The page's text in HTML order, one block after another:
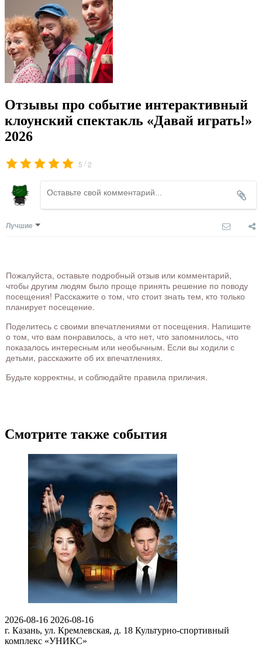
Отзывы про событие интерактивный
клоунский спектакль «Давай играть!»
2026
5 /2
Лучшие
Пожалуйста, оставьте подробный отзыв или комментарий,
чтобы другим людям было проще принять решение по поводу
посещения! Расскажите о том, что стоит знать тем, кто только
планирует посещение.
Поделитесь с своими впечатлениями от посещения. Напишите
о том, что вам понравилось, а что нет, что запомнилось, что
показалось интересным или необычным. Если вы ходили с
детьми, расскажите об их впечатлениях.
Будьте корректны, и соблюдайте правила приличия.
Смотрите также события
2026-08-16 2026-08-16
г. Казань, ул. Кремлевская, д. 18 Культурно-спортивный
комплекс «УНИКС»